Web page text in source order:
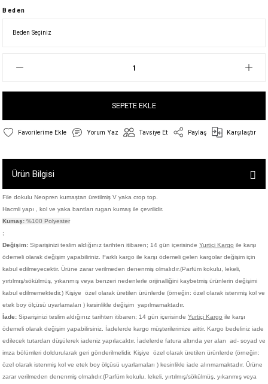
Beden
SEPETE EKLE
Yorum Yaz Tavsiye Et Paylaş Karşılaştır
Ürün Bilgisi
File dokulu Neopren kumaştan üretilmiş V yaka crop top.
Hacmli yapı , kol ve yaka bantları rugan kumaş ile çevrilidir.
Kumaş: %100 Polyester
;
Değişim: Siparişinizi teslim aldığınız tarihten itibaren; 14 gün içerisinde Yurtiçi Kargo ile karşı
ödemeli olarak değişim yapabiliriniz. Farklı kargo ile karşı ödemeli gelen kargolar değişim için
kabul edilmeyecektir. Ürüne zarar verilmeden denenmiş olmalıdır.(Parfüm kokulu, lekeli,
yırtılmış/sökülmüş, yıkanmış veya benzeri nedenlerle orijinalliğini kaybetmiş ürünlerin değişimi
kabul edilmemektedir.) Kişiye
özel olarak üretilen ürünlerde (örneğin: özel olarak istenmiş kol ve
etek boy ölçüsü uyarlamaları ) kesinlikle değişim yapılmamaktadır.
İade: Siparişinizi teslim aldığınız tarihten itibaren; 14 gün içerisinde Yurtiçi Kargo ile karşı
ödemeli olarak değişim yapabilirsiniz. İadelerde kargo müşterilerimize aittir. Kargo bedeliniz iade
edilecek tutardan düşülerek iadeniz yapılacaktır. İadelerde fatura altında yer alan ad- soyad ve
imza bölümleri doldurularak geri gönderilmelidir. Kişiye
özel olarak üretilen ürünlerde (örneğin:
özel olarak istenmiş kol ve etek boy ölçüsü uyarlamaları ) kesinlikle iade alınmamaktadır. Ürüne
zarar verilmeden denenmiş olmalıdır.(Parfüm kokulu, lekeli, yırtılmış/sökülmüş, yıkanmış veya